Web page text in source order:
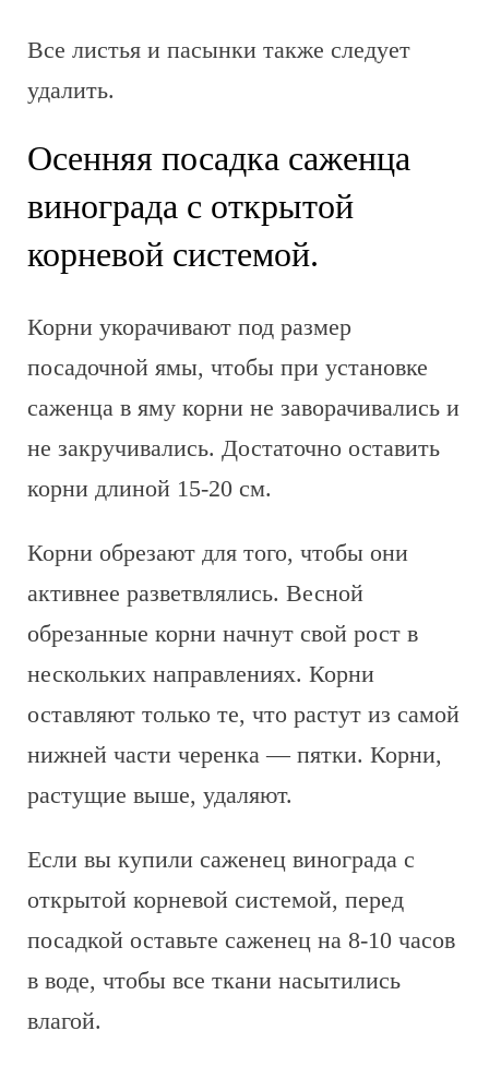
Все листья и пасынки также следует
удалить.
Осенняя посадка саженца
винограда с открытой
корневой системой.
Корни укорачивают под размер
посадочной ямы, чтобы при установке
саженца в яму корни не заворачивались и
не закручивались. Достаточно оставить
корни длиной 15-20 см.
Корни обрезают для того, чтобы они
активнее разветвлялись. Весной
обрезанные корни начнут свой рост в
нескольких направлениях. Корни
оставляют только те, что растут из самой
нижней части черенка — пятки. Корни,
растущие выше, удаляют.
Если вы купили саженец винограда с
открытой корневой системой, перед
посадкой оставьте саженец на 8-10 часов
в воде, чтобы все ткани насытились
влагой.